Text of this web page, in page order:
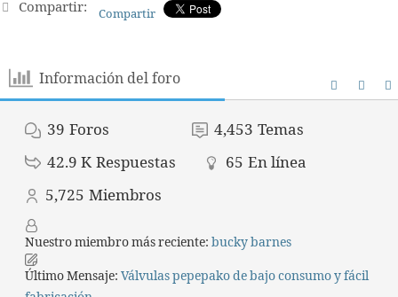
Compartir: Compartir
Información del foro
39 Foros 4,453 Temas
42.9 K Respuestas 65 En línea
5,725 Miembros
Nuestro miembro más reciente: bucky barnes
Último Mensaje: Válvulas pepepako de bajo consumo y fácil